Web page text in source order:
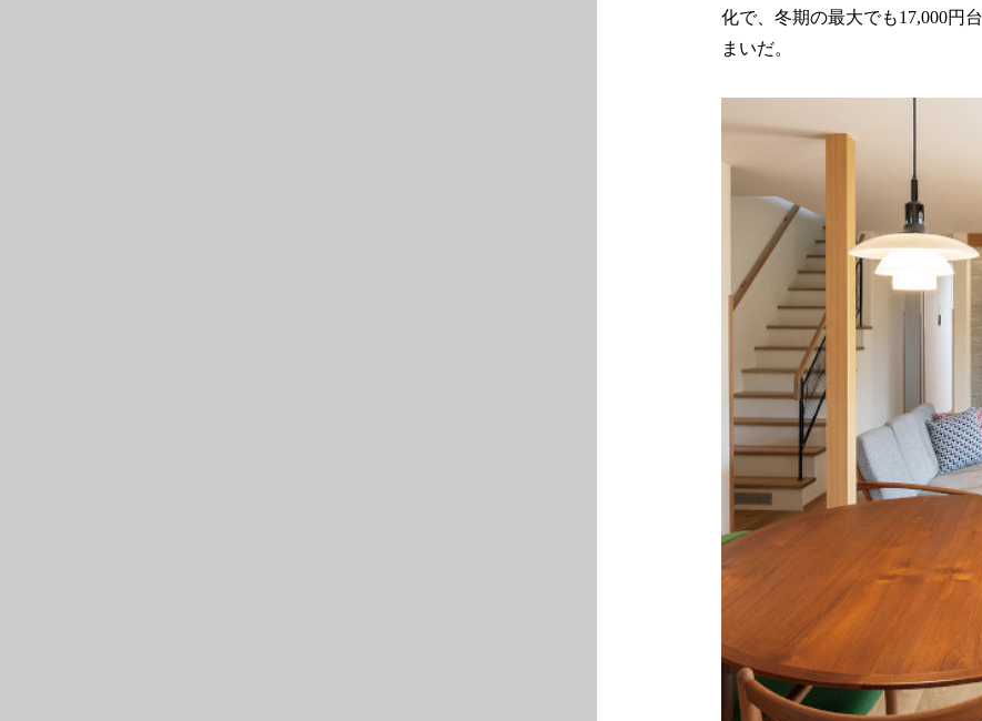
化で、冬期の最大でも17,000円
まいだ。